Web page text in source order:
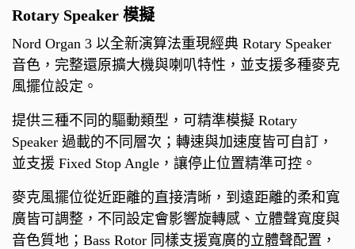
Rotary Speaker 模擬
Nord Organ 3 以全新演算法重現經典 Rotary Speaker
音色，完整還原擴大機與喇叭特性，並支援多種麥克
風擺位設定。
提供三種不同的驅動類型，可精準模擬 Rotary
Speaker 過載的不同層次；轉速與加速度皆可自訂，
並支援 Fixed Stop Angle，讓停止位置精準可控。
麥克風擺位從近距離的直接清晰，到遠距離的柔和寬
廣皆可調整，不同設定會影響旋轉感、立體聲寬度與
音色質地；Bass Rotor 同樣支援寬廣的立體聲配置，